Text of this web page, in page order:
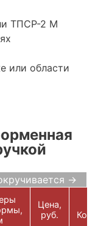
ТПСР-2 М
или области
→
Цена,
руб.